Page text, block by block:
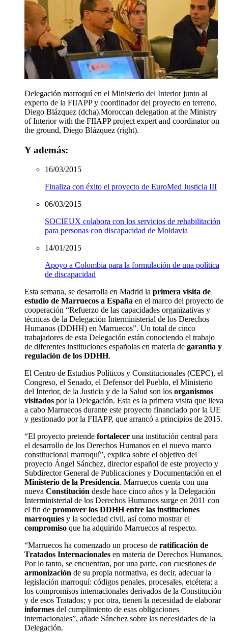
Delegación marroquí en el Ministerio del Interior junto al
experto de la FIIAPP y coordinador del proyecto en terreno,
Diego Blázquez (dcha).Moroccan delegation at the Ministry
of Interior with the FIIAPP project expert and coordinator on
the ground, Diego Blázquez (right).
Y además:
16/03/2015
Finaliza con éxito el proyecto de EuroMed Justicia III
06/03/2015
SOCIEUX colabora con los servicios de rehabilitación
para personas con discapacidad de Moldavia
14/01/2015
Apoyo a Colombia para la formulación de una política
de discapacidad
Esta semana, se desarrolla en Madrid la primera visita de
estudio de Marruecos a España en el marco del proyecto de
cooperación “Refuerzo de las capacidades organizativas y
técnicas de la Delegación Interministerial de los Derechos
Humanos (DDHH) en Marruecos”. Un total de cinco
trabajadores de esta Delegación están conociendo el trabajo
de diferentes instituciones españolas en materia de garantía y
regulación de los DDHH.
El Centro de Estudios Políticos y Constitucionales (CEPC), el
Congreso, el Senado, el Defensor del Pueblo, el Ministerio
del Interior, de la Justicia y de la Salud son los organismos
visitados por la Delegación. Esta es la primera visita que lleva
a cabo Marruecos durante este proyecto financiado por la UE
y gestionado por la FIIAPP, que arrancó a principios de 2015.
“El proyecto pretende fortalecer una institución central para
el desarrollo de los Derechos Humanos en el nuevo marco
constitucional marroquí”, explica sobre el objetivo del
proyecto Ángel Sánchez, director español de este proyecto y
Subdirector General de Publicaciones y Documentación en el
Ministerio de la Presidencia. Marruecos cuenta con una
nueva Constitución desde hace cinco años y la Delegación
Interministerial de los Derechos Humanos surge en 2011 con
el fin de promover los DDHH entre las instituciones
marroquíes y la sociedad civil, así como mostrar el
compromiso que ha adquirido Marruecos al respecto.
“Marruecos ha comenzado un proceso de ratificación de
Tratados Internacionales en materia de Derechos Humanos.
Por lo tanto, se encuentran, por una parte, con cuestiones de
armonización de su propia normativa, es decir, adecuar la
legislación marroquí: códigos penales, procesales, etcétera; a
los compromisos internacionales derivados de la Constitución
y de esos Tratados; y por otra, tienen la necesidad de elaborar
informes del cumplimiento de esas obligaciones
internacionales”, añade Sánchez sobre las necesidades de la
Delegación.